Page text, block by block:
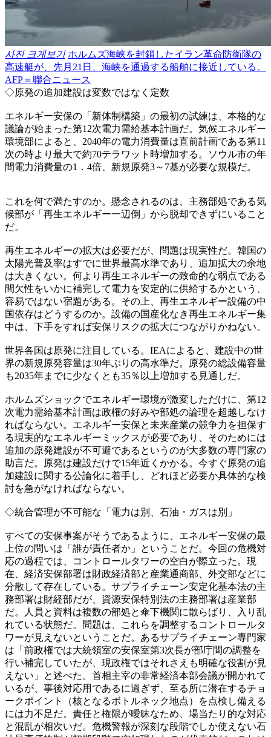
사진 크게보기 ホルムズ海峡を封鎖したイラン革命防衛隊の
高速艇が、先月21日、海峡を通過する船舶に接近している。
AFP＝聯合ニュース
◇原発の追加建設は変数ではなく定数
エネルギー安保の「新体制構築」の最初の試練は、本格的な
議論が始まった第12次電力需給基本計画だ。気候エネルギー
環境部によると、2040年の電力消費量は直前計画である第11
次の時より最大で約70テラワット時増加する。ソウル市の年
間電力消費量の1．4倍、新規原発3～7基が必要な規模だ。
これを何で満たすのか。懸念されるのは、主務部処である気
候部が「再生エネルギー一辺倒」から脱却できずにいること
だ。
再生エネルギーの拡大は必要だが、問題は現実性だ。韓国の
太陽光普及率はすでに世界最高水準であり、追加拡大の余地
は大きくない。何より再生エネルギーの致命的な弱点である
間欠性をいかに補完して電力を安定的に供給するかという、
容易ではない宿題がある。その上、再生エネルギー設備の中
国依存はどうするのか。設備の国産化なき再生エネルギー集
中は、下手をすれば安保リスクの拡大につながりかねない。
世界各国は原発に注目している。IEAによると、建設中の世
界の新規原発容量は30年ぶりの高水準だ。原発の総設備容量
も2035年までに少なくとも35％以上増加する見通しだ。
ホルムズショックでエネルギー環境が激変しただけに、第12
次電力需給基本計画は政権の好みや部処の論理を超越しなけ
ればならない。エネルギー安保と未来産業の競争力を担保す
る現実的なエネルギーミックスが必要であり、そのためには
追加の原発建設が不可避であるというのが大多数の専門家の
助言だ。原発は建設だけで15年近くかかる。今すぐ原発の追
加建設に関する公論化に着手し、どれほど必要か具体的な検
討を急がなければならない。
◇統合管理が不可能な「電力は別、石油・ガスは別」
すべての安保事案がそうであるように、エネルギー安保の最
上位の問いは「誰が責任者か」ということだ。今回の危機対
応の過程では、コントロールタワーの空白が際立った。現
在、経済安保部署は財政経済部と産業通商部、外交部などに
分散して存在している。サプライチェーン安定化基本法の主
務部署は財経部だが、資源安保特別法の主務部署は産業部
だ。人員と資料は複数の部処と傘下機関に散らばり、入り乱
れている状態だ。問題は、これらを調整するコントロールタ
ワーが見えないということだ。あるサプライチェーン専門家
は「前政権では大統領室の安保室第3次長が部庁間の調整を
行い補完していたが、現政権ではそれさえも明確な役割が見
えない」と述べた。首相主宰の非常経済本部会議が開かれて
いるが、事後対応用であるに過ぎず、至る所に潜在するチョ
ークポイント（核となるボトルネック地点）を点検し備える
には力不足だ。責任と権限が曖昧なため、場当たり的な対応
と混乱が相次いだ。危機警報が深刻な段階でしか使えない石